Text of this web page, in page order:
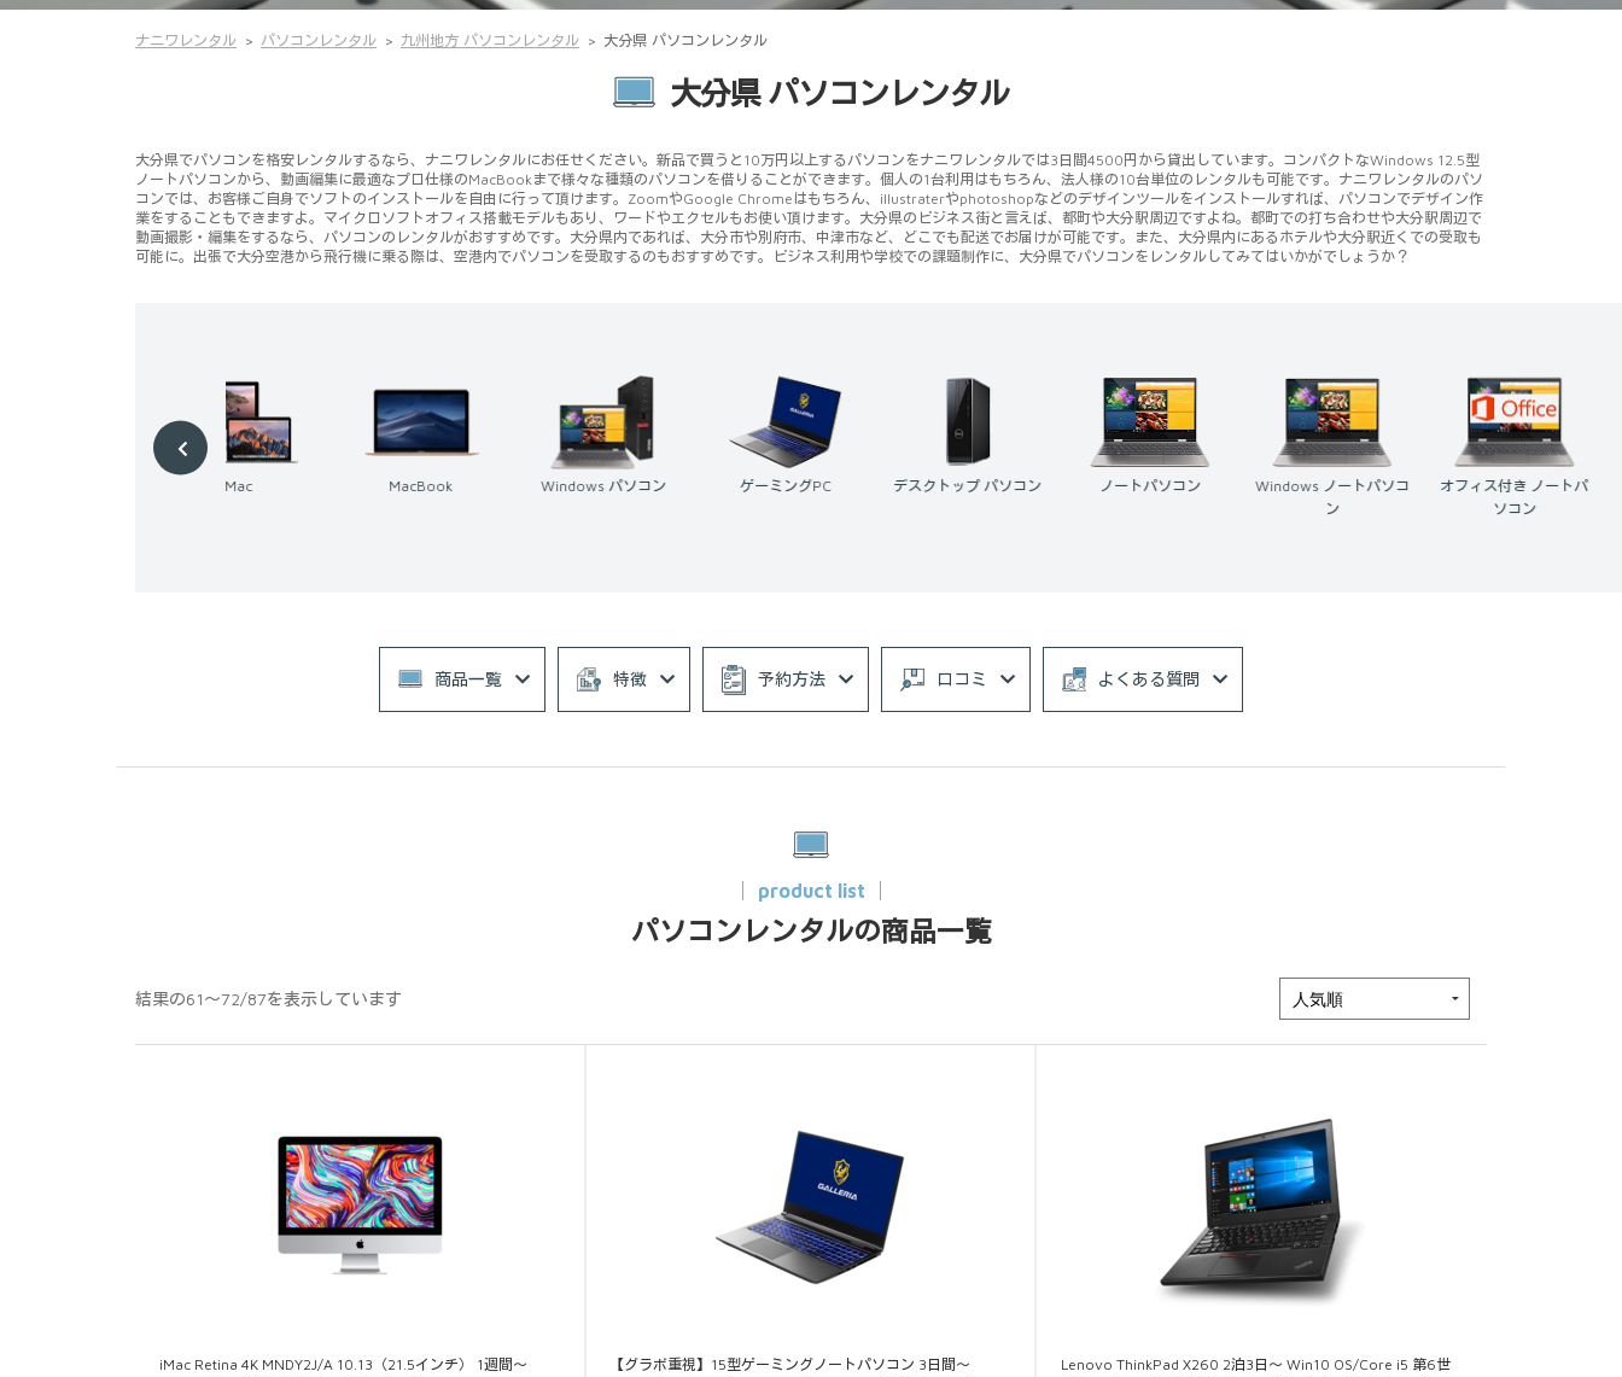
ナニワレンタル パソコンレンタル 九州地方 パソコンレンタル 大分県 パソコンレンタル
大分県 パソコンレンタル
大分県でパソコンを格安レンタルするなら、ナニワレンタルにお任せください。新品で買うと10万円以上するパソコンをナニワレンタルでは3日間4500円から貸出しています。コンパクトなWindows 12.5型
ノートパソコンから、動画編集に最適なプロ仕様のMacBookまで様々な種類のパソコンを借りることができます。個人の1台利用はもちろん、法人様の10台単位のレンタルも可能です。ナニワレンタルのパソ
コンでは、お客様ご自身でソフトのインストールを自由に行って頂けます。ZoomやGoogle Chromeはもちろん、illustraterやphotoshopなどのデザインツールをインストールすれば、パソコンでデザイン作
業をすることもできますよ。マイクロソフトオフィス搭載モデルもあり、ワードやエクセルもお使い頂けます。大分県のビジネス街と言えば、都町や大分駅周辺ですよね。都町での打ち合わせや大分駅周辺で
動画撮影・編集をするなら、パソコンのレンタルがおすすめです。大分県内であれば、大分市や別府市、中津市など、どこでも配送でお届けが可能です。また、大分県内にあるホテルや大分駅近くでの受取も
可能に。出張で大分空港から飛行機に乗る際は、空港内でパソコンを受取するのもおすすめです。ビジネス利用や学校での課題制作に、大分県でパソコンをレンタルしてみてはいかがでしょうか？
MacBook Windows パソコン ゲーミングPC デスクトップ パソコン ノートパソコン
Windows ノートパソコ
オフィス付き ノートパ
ソコン
Mac
商品一覧 特徴 予約方法 口コミ よくある質問
product list
パソコンレンタルの商品一覧
結果の61～72/87を表示しています
iMac Retina 4K MNDY2J/A 10.13（21.5インチ） 1週間～
【グラボ重視】15型ゲーミングノートパソコン 3日間～
Lenovo ThinkPad X260 2泊3日～ Win10 OS/Core i5 第6世